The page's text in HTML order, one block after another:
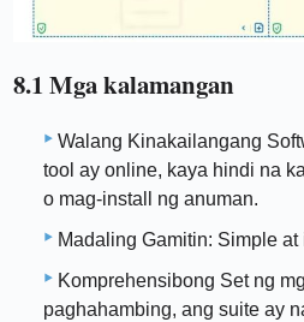
8.1 Mga kalamangan
Walang Kinakailangang
tool ay online, kaya hindi na
o mag-install ng anuman.
Madaling Gamitin: Simple
Komprehensibong Set ng
paghahambing, ang suite ay